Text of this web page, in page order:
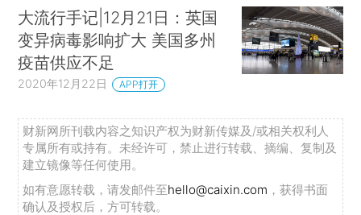
大流行手记|12月21日：英国
变异病毒影响扩大 美国多州
疫苗供应不足
2020年12月22日 APP打开
财新网所刊载内容之知识产权为财新传媒及/或相关权利人
专属所有或持有。未经许可，禁止进行转载、摘编、复制及
建立镜像等任何使用。
如有意愿转载，请发邮件至hello@caixin.com ，获得书面
确认及授权后，方可转载。